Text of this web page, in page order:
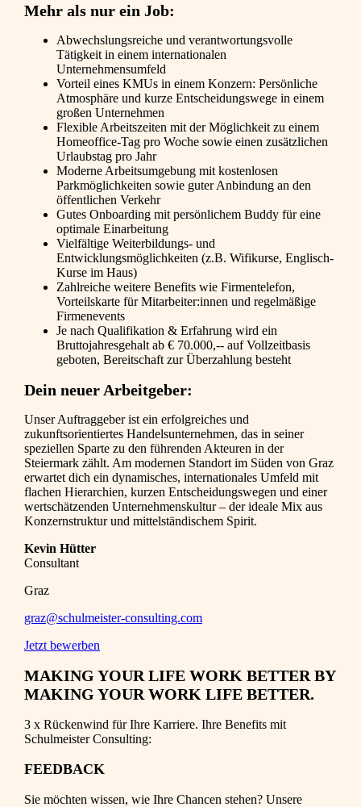
Mehr als nur ein Job:
Abwechslungsreiche und verantwortungsvolle
Tätigkeit in einem internationalen
Unternehmensumfeld
Vorteil eines KMUs in einem Konzern: Persönliche
Atmosphäre und kurze Entscheidungswege in einem
großen Unternehmen
Flexible Arbeitszeiten mit der Möglichkeit zu einem
Homeoffice-Tag pro Woche sowie einen zusätzlichen
Urlaubstag pro Jahr
Moderne Arbeitsumgebung mit kostenlosen
Parkmöglichkeiten sowie guter Anbindung an den
öffentlichen Verkehr
Gutes Onboarding mit persönlichem Buddy für eine
optimale Einarbeitung
Vielfältige Weiterbildungs- und
Entwicklungsmöglichkeiten (z.B. Wifikurse, Englisch-
Kurse im Haus)
Zahlreiche weitere Benefits wie Firmentelefon,
Vorteilskarte für Mitarbeiter:innen und regelmäßige
Firmenevents
Je nach Qualifikation & Erfahrung wird ein
Bruttojahresgehalt ab € 70.000,-- auf Vollzeitbasis
geboten, Bereitschaft zur Überzahlung besteht
Dein neuer Arbeitgeber:
Unser Auftraggeber ist ein erfolgreiches und
zukunftsorientiertes Handelsunternehmen, das in seiner
speziellen Sparte zu den führenden Akteuren in der
Steiermark zählt. Am modernen Standort im Süden von Graz
erwartet dich ein dynamisches, internationales Umfeld mit
flachen Hierarchien, kurzen Entscheidungswegen und einer
wertschätzenden Unternehmenskultur – der ideale Mix aus
Konzernstruktur und mittelständischem Spirit.
Kevin Hütter
Consultant
Graz
graz@schulmeister-consulting.com
Jetzt bewerben
MAKING YOUR LIFE WORK BETTER BY
MAKING YOUR WORK LIFE BETTER.
3 x Rückenwind für Ihre Karriere. Ihre Benefits mit
Schulmeister Consulting:
FEEDBACK
Sie möchten wissen, wie Ihre Chancen stehen? Unsere